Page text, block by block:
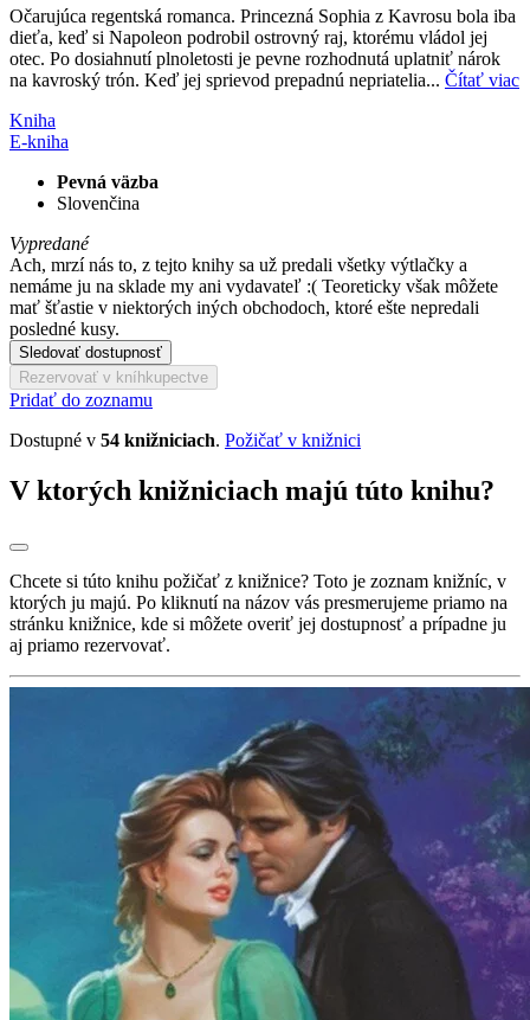
Očarujúca regentská romanca. Princezná Sophia z Kavrosu bola iba
dieťa, keď si Napoleon podrobil ostrovný raj, ktorému vládol jej
otec. Po dosiahnutí plnoletosti je pevne rozhodnutá uplatniť nárok
na kavroský trón. Keď jej sprievod prepadnú nepriatelia... Čítať viac
Kniha
E-kniha
Pevná väzba
Slovenčina
Vypredané
Ach, mrzí nás to, z tejto knihy sa už predali všetky výtlačky a
nemáme ju na sklade my ani vydavateľ :( Teoreticky však môžete
mať šťastie v niektorých iných obchodoch, ktoré ešte nepredali
posledné kusy.
Sledovať dostupnosť
Rezervovať v kníhkupectve
Pridať do zoznamu
Dostupné v 54 knižniciach. Požičať v knižnici
V ktorých knižniciach majú túto knihu?
Chcete si túto knihu požičať z knižnice? Toto je zoznam knižníc, v
ktorých ju majú. Po kliknutí na názov vás presmerujeme priamo na
stránku knižnice, kde si môžete overiť jej dostupnosť a prípadne ju
aj priamo rezervovať.